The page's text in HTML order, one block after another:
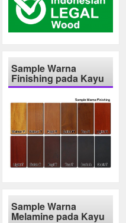
Sample Warna
Finishing pada Kayu
Sample Warna
Melamine pada Kayu